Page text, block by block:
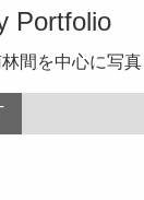
Portfolio
間を中心に写